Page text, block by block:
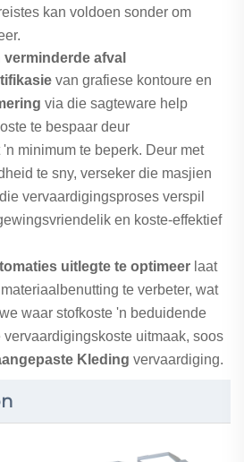
kan voldoen sonder om
afval
van grafiese kontoure en
via die sagteware help
te bespaar deur
minimum te beperk. Deur met
te sny, verseker die masjien
vervaardigingsproses verspil
en koste-effektief
uitlegte te optimeer laat
te verbeter, wat
waar stofkoste 'n beduidende
uitmaak, soos
Kleding vervaardiging.